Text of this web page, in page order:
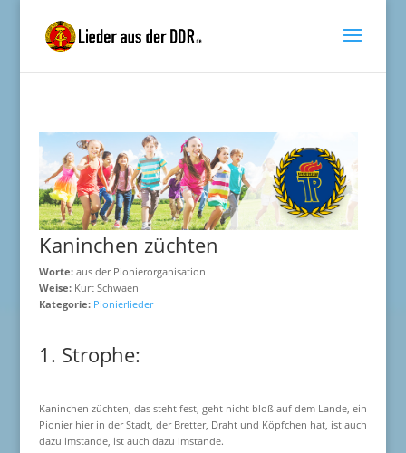
Kaninchen züchten
Worte:aus der Pionierorganisation
Weise:Kurt Schwaen
Kategorie: Pionierlieder
1. Strophe:
Kaninchen züchten, das steht fest, geht nicht bloß auf dem Lande, ein
Pionier hier in der Stadt, der Bretter, Draht und Köpfchen hat, ist auch
dazu imstande, ist auch dazu imstande.